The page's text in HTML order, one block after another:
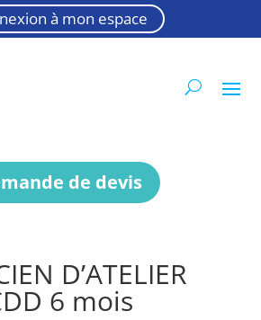
à mon espace
de devis
D’ATELIER
6 mois